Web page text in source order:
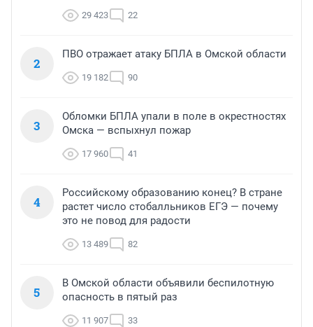
29 423 22
2
ПВО отражает атаку БПЛА в Омской области
19 182 90
3
Обломки БПЛА упали в поле в окрестностях
Омска — вспыхнул пожар
17 960 41
4
Российскому образованию конец? В стране
растет число стобалльников ЕГЭ — почему
это не повод для радости
13 489 82
5
В Омской области объявили беспилотную
опасность в пятый раз
11 907 33